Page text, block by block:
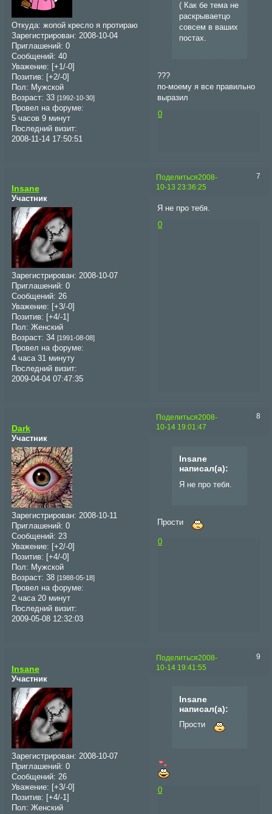
Откуда: жопой кресло я протираю
Зарегистрирован: 2008-10-04
Приглашений: 0
Сообщений: 40
Уважение:
[+1/-0]
Позитив:
[+2/-0]
Пол: Мужской
Возраст: 33 [1992-10-30]
Провел на форуме:
5 часов 9 минут
Последний визит:
2008-11-14 17:50:51
( Как бе тема не
раскрываетцо
совсем в ваших
постах.
???
по-моему я все правильно
выразил
0
Поделиться 7
2008-
10-13 23:36:25
Insane
Участник
Зарегистрирован: 2008-10-07
Приглашений: 0
Сообщений: 26
Уважение:
[+3/-0]
Позитив:
[+4/-1]
Пол: Женский
Возраст: 34 [1991-08-08]
Провел на форуме:
4 часа 31 минуту
Последний визит:
2009-04-04 07:47:35
Я не про тебя.
0
Поделиться 8
2008-
10-14 19:01:47
Dark
Участник
Зарегистрирован: 2008-10-11
Приглашений: 0
Сообщений: 23
Уважение:
[+2/-0]
Позитив:
[+4/-0]
Пол: Мужской
Возраст: 38 [1988-05-18]
Провел на форуме:
2 часа 20 минут
Последний визит:
2009-05-08 12:32:03
Insane
написал(а):
Я не про тебя.
Прости
0
Поделиться 9
2008-
10-14 19:41:55
Insane
Участник
Зарегистрирован: 2008-10-07
Приглашений: 0
Сообщений: 26
Уважение: [+3/-0]
Позитив: [+4/-1]
Пол: Женский
Insane
написал(а):
Прости
0